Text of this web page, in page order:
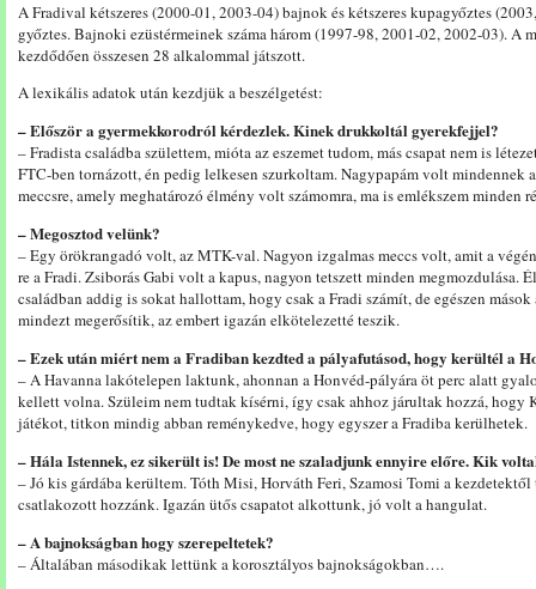
A Fradival kétszeres (2000-01, 2003-04) bajnok és kétszeres kupagyőztes
győztes. Bajnoki ezüstérmeinek száma három (1997-98, 2001-02, 2002-03). A
kezdődően összesen 28 alkalommal játszott.
A lexikális adatok után kezdjük a beszélgetést:
– Először a gyermekkorodról kérdezlek. Kinek drukkoltál gyerekfejjel?
– Fradista családba születtem, mióta az eszemet tudom, más csapat nem is
FTC-ben tornázott, én pedig lelkesen szurkoltam. Nagypapám volt mindennek
meccsre, amely meghatározó élmény volt számomra, ma is emlékszem minden
– Megosztod velünk?
– Egy örökrangadó volt, az MTK-val. Nagyon izgalmas meccs volt, amit a
re a Fradi. Zsiborás Gabi volt a kapus, nagyon tetszett minden megmozdulása.
családban addig is sokat hallottam, hogy csak a Fradi számít, de egészen
mindezt megerősítik, az embert igazán elkötelezetté teszik.
– Ezek után miért nem a Fradiban kezdted a pályafutásod, hogy kerültél a
– A Havanna lakótelepen laktunk, ahonnan a Honvéd-pályára öt perc alatt
kellett volna. Szüleim nem tudtak kísérni, így csak ahhoz járultak hozzá, hogy
játékot, titkon mindig abban reménykedve, hogy egyszer a Fradiba kerülhetek.
– Hála Istennek, ez sikerült is! De most ne szaladjunk ennyire előre. Kik
– Jó kis gárdába kerültem. Tóth Misi, Horváth Feri, Szamosi Tomi a
csatlakozott hozzánk. Igazán ütős csapatot alkottunk, jó volt a hangulat.
– A bajnokságban hogy szerepeltetek?
– Általában másodikak lettünk a korosztályos bajnokságokban….